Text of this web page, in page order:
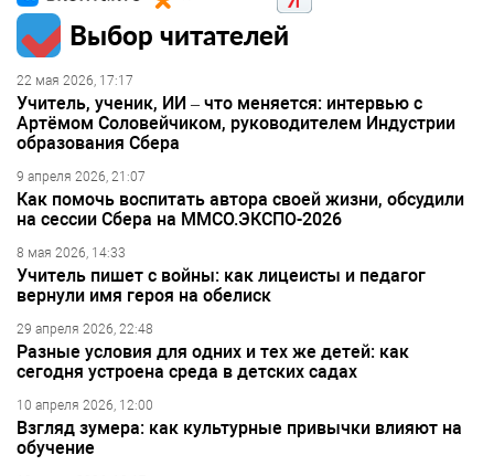
Выбор читателей
22 мая 2026, 17:17
Учитель, ученик, ИИ – что меняется: интервью с
Артёмом Соловейчиком, руководителем Индустрии
образования Сбера
9 апреля 2026, 21:07
Как помочь воспитать автора своей жизни, обсудили
на сессии Сбера на ММСО.ЭКСПО-2026
8 мая 2026, 14:33
Учитель пишет с войны: как лицеисты и педагог
вернули имя героя на обелиск
29 апреля 2026, 22:48
Разные условия для одних и тех же детей: как
сегодня устроена среда в детских садах
10 апреля 2026, 12:00
Взгляд зумера: как культурные привычки влияют на
обучение